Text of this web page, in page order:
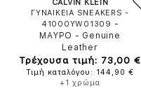
CALVIN KLEIN
ΓΥΝΑΙΚΕΙΑ SNEAKERS -
41000YW01309 -
ΜΑΥΡΟ - Genuine
Leather
Τρέχουσα τιμή: 73,00 €
Τιμή καταλόγου: 144,90 €
+1 χρώμα